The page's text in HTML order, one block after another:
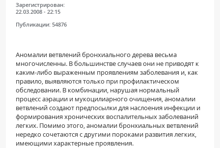
Зарегистрирован:
22.03.2008 - 22:15
Публикации: 54876
Аномалии ветвлений бронхиального дерева весьма
многочисленны. В большинстве случаев они не приводят к
каким-либо выраженным проявлениям заболевания и, как
правило, выявляются только при профилактическом
обследовании. В комбинации, нарушая нормальный
процесс аэрации и мукоцилиарного очищения, аномалии
ветвлений создают предпосылки для наслоения инфекции и
формирования хронических воспалительных заболеваний
легких. Помимо этого, аномалии бронхиальных ветвлений
нередко сочетаются с другими пороками развития легких,
имеющими характерные проявления.